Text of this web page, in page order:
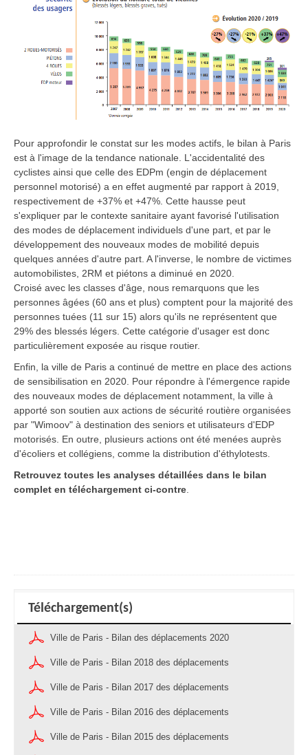
Pour approfondir le constat sur les modes actifs, le bilan à Paris
est à l'image de la tendance nationale. L'accidentalité des
cyclistes ainsi que celle des EDPm (engin de déplacement
personnel motorisé) a en effet augmenté par rapport à 2019,
respectivement de +37% et +47%. Cette hausse peut
s'expliquer par le contexte sanitaire ayant favorisé l'utilisation
des modes de déplacement individuels d'une part, et par le
développement des nouveaux modes de mobilité depuis
quelques années d'autre part. A l'inverse, le nombre de victimes
automobilistes, 2RM et piétons a diminué en 2020.
Croisé avec les classes d'âge, nous remarquons que les
personnes âgées (60 ans et plus) comptent pour la majorité des
personnes tuées (11 sur 15) alors qu'ils ne représentent que
29% des blessés légers. Cette catégorie d'usager est donc
particulièrement exposée au risque routier.
Enfin, la ville de Paris a continué de mettre en place des actions
de sensibilisation en 2020. Pour répondre à l'émergence rapide
des nouveaux modes de déplacement notamment, la ville à
apporté son soutien aux actions de sécurité routière organisées
par "Wimoov" à destination des seniors et utilisateurs d'EDP
motorisés. En outre, plusieurs actions ont été menées auprès
d'écoliers et collégiens, comme la distribution d'éthylotests.
Retrouvez toutes les analyses détaillées dans le bilan
complet en téléchargement ci-contre
Téléchargement(s)
Ville de Paris - Bilan des déplacements 2020
Ville de Paris - Bilan 2018 des déplacements
Ville de Paris - Bilan 2017 des déplacements
Ville de Paris - Bilan 2016 des déplacements
Ville de Paris - Bilan 2015 des déplacements